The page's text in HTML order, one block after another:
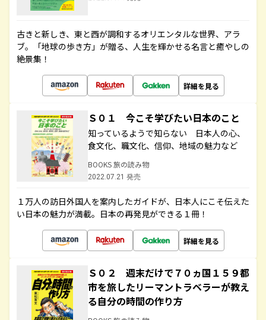
古きと新しき、東と西が調和するオリエンタルな世界、アラ
ブ。「地球の歩き方」が贈る、人生を輝かせる名言と癒やしの
絶景集！
詳細を見る
Ｓ０１ 今こそ学びたい日本のこと
知っているようで知らない 日本人の心、
食文化、職文化、信仰、地域の魅力など
BOOKS 旅の読み物
2022.07.21 発売
１万人の訪日外国人を案内したガイドが、日本人にこそ伝えた
い日本の魅力が満載。日本の再発見ができる１冊！
詳細を見る
Ｓ０２ 週末だけで７０ヵ国１５９都
市を旅したリーマントラベラーが教え
る自分の時間の作り方